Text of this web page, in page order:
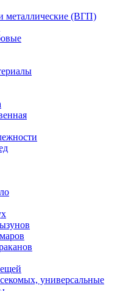
металлические (ВГП)
универсальные